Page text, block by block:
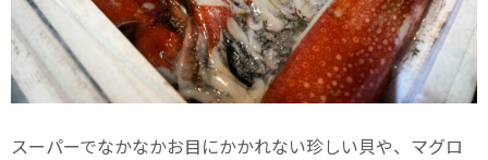
スーパーでなかなかお目にかかれない珍しい貝や、マグロ